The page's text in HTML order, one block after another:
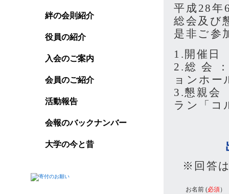
平成28年
総会及び
是非ご参
1.開催日
2.総 会
ョンホー
3.懇親会
ラン「コ
※回答
お名前 (必須）
絆の会則紹介
役員の紹介
入会のご案内
会員のご紹介
活動報告
会報のバックナンバー
大学の今と昔